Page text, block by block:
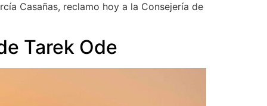
Casañas, reclamo hoy a la Consejería de
Tarek Ode